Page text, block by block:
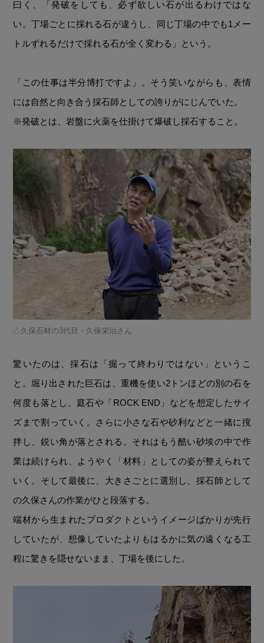
曰く、「発破をしても、必ず欲しい石が出るわけではな
い。丁場ごとに採れる石が違うし、同じ丁場の中でも1メー
トルずれるだけで採れる石が全く変わる」という。
「この仕事は半分博打ですよ」。そう笑いながらも、表情
には自然と向き合う採石師としての誇りがにじんでいた。
※発破とは、岩盤に火薬を仕掛けて爆破し採石すること。
久保石材の3代目・久保栄治さん
驚いたのは、採石は「掘って終わりではない」というこ
と。堀り出された巨石は、重機を使い2トンほどの別の石を
何度も落とし、庭石や「ROCK END」などを想定したサイ
ズまで割っていく。さらに小さな石や砂利などと一緒に撹
拌し、鋭い角が落とされる。それはもう酷い砂埃の中で作
業は続けられ、ようやく「材料」としての姿が整えられて
いく。そして最後に、大きさごとに選別し、採石師として
の久保さんの作業がひと段落する。
端材から生まれたプロダクトというイメージばかりが先行
していたが、想像していたよりもはるかに気の遠くなる工
程に驚きを隠せないまま、丁場を後にした。